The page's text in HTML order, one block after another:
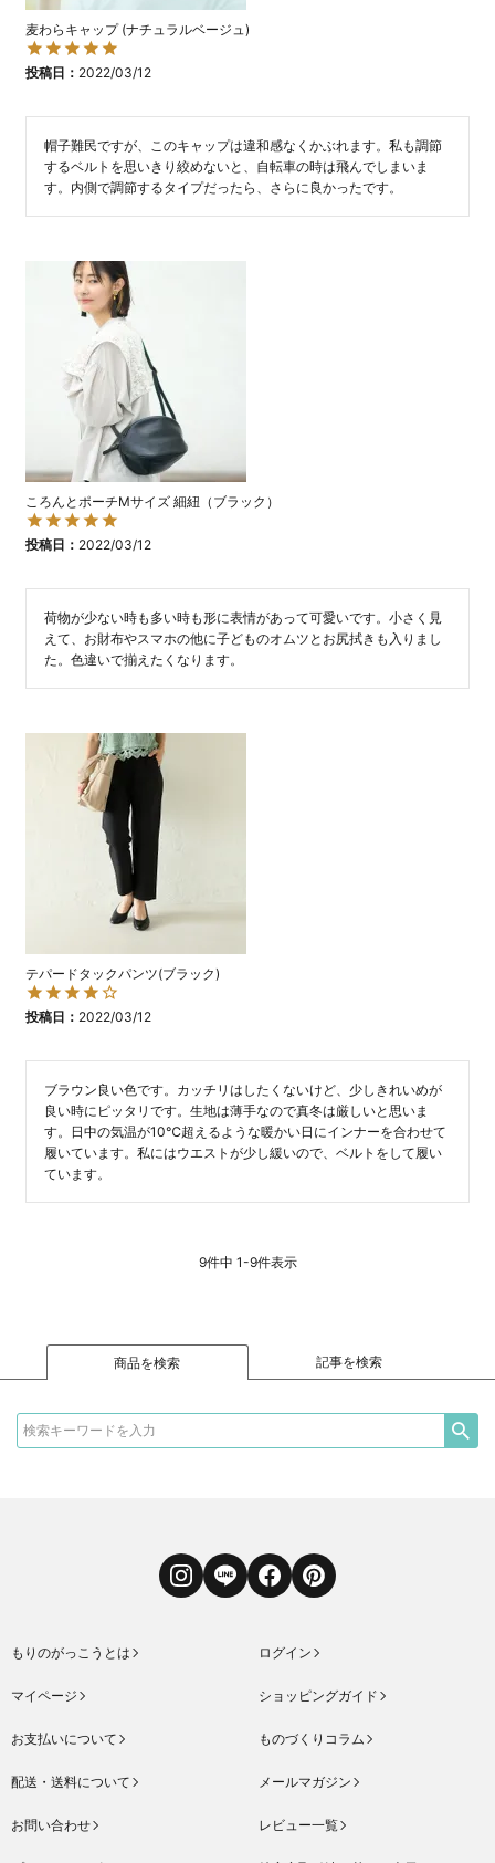
麦わらキャップ (ナチュラルベージュ)
投稿日 2022/03/12
帽子難民ですが、このキャップは違和感なくかぶれます。私も調節
するベルトを思いきり絞めないと、自転車の時は飛んでしまいま
ころんとポーチMサイズ 細紐（ブラック）
投稿日 2022/03/12
荷物が少ない時も多い時も形に表情があって可愛いです。小さく見
えて、お財布やスマホの他に子どものオムツとお尻拭きも入りまし
た。色違いで揃えたくなります。
テパードタックパンツ(ブラック)
投稿日 2022/03/12
ブラウン良い色です。カッチリはしたくないけど、少しきれいめが
良い時にピッタリです。生地は薄手なので真冬は厳しいと思いま
す。日中の気温が10℃超えるような暖かい日にインナーを合わせて
履いています。私にはウエストが少し緩いので、ベルトをして履い
ています。
9件中 1-9件表示
商品を検索 記事を検索
InstagramLINE FacebookPinterest
もりのがっこうとは ログイン
マイページ ショッピングガイド
お支払いについて ものづくりコラム
配送・送料について メールマガジン
お問い合わせ レビュー一覧